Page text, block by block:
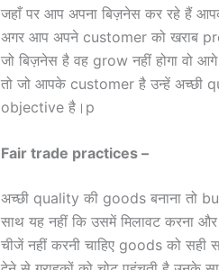
जहाँ पर आप अपना बिज़नेस कर रहे हैं
अगर आप अपने customer को खराब
जो बिज़नेस है वह grow नहीं होगा वो
तो जो आपके customer है उन्हें अच्छी
objective है।p
Fair trade practices –
अच्छी quality की goods बनाना तो
साथ यह नहीं कि उसमें मिलावट करना
चीजें नहीं करनी चाहिए goods को सही